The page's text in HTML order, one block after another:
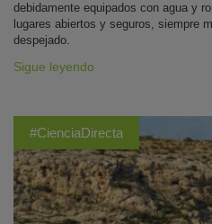
debidamente equipados con agua y
lugares abiertos y seguros, siempre
despejado.
Sigue leyendo
#CienciaDirecta